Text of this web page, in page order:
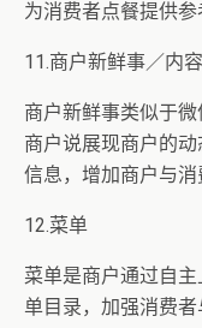
为消费者点餐提供参
11.商户新鲜事／内容
商户新鲜事类似于
商户说展现商户的
信息，增加商户与消
12.菜单
菜单是商户通过自
单目录，加强消费者